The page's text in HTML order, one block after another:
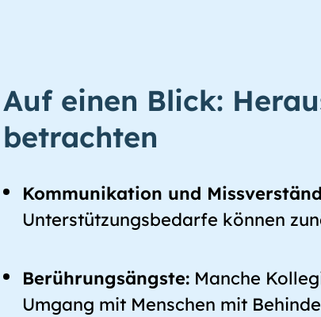
Auf einen Blick:
betrachten
Kommunikation und
Unterstützungsbedarfe können
Berührungsängste: Manche
Umgang mit Menschen mit